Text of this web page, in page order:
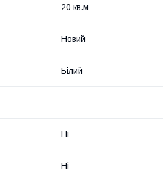
20 кв.м
Новий
Білий
Ні
Ні